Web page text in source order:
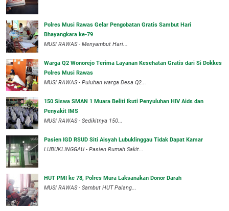
Polres Musi Rawas Gelar Pengobatan Gratis Sambut Hari
Bhayangkara ke-79
MUSI RAWAS - Menyambut Hari...
Warga Q2 Wonorejo Terima Layanan Kesehatan Gratis dari Si Dokkes
Polres Musi Rawas
MUSI RAWAS - Puluhan warga Desa Q2...
150 Siswa SMAN 1 Muara Beliti Ikuti Penyuluhan HIV Aids dan
Penyakit IMS
MUSI RAWAS - Sedikitnya 150...
Pasien IGD RSUD Siti Aisyah Lubuklinggau Tidak Dapat Kamar
LUBUKLINGGAU - Pasien Rumah Sakit...
HUT PMI ke 78, Polres Mura Laksanakan Donor Darah
MUSI RAWAS - Sambut HUT Palang...